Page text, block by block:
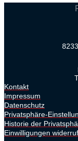
Kontakt
Impressum
Datenschutz
Privatsphäre-
Historie der
Einwilligungen